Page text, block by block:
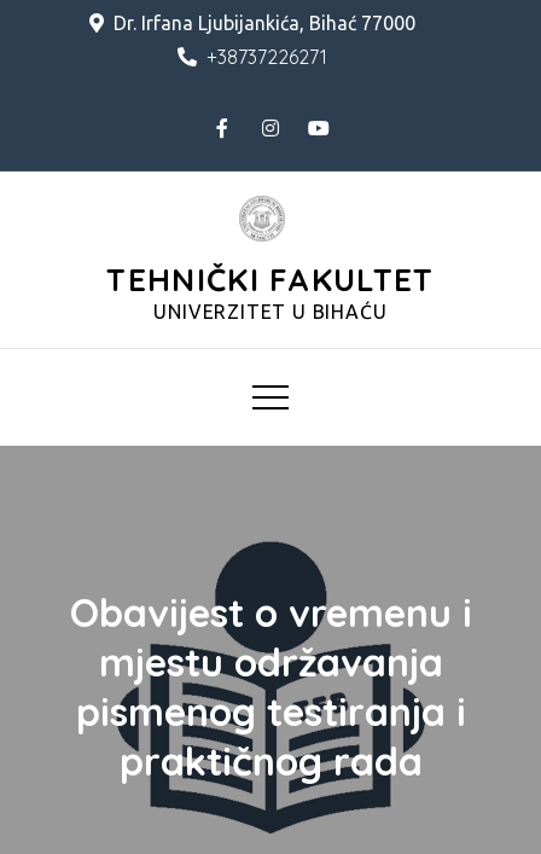
Dr. Irfana Ljubijankića, Bihać 77000
+38737226271
TEHNIČKI FAKULTET
UNIVERZITET U BIHAĆU
Obavijest o vremenu i
mjestu održavanja
pismenog testiranja i
praktičnog rada